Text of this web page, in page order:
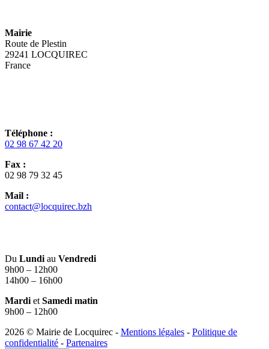
Mairie
Route de Plestin
29241 LOCQUIREC
France
Téléphone :
02 98 67 42 20
Fax :
02 98 79 32 45
Mail :
contact@locquirec.bzh
Du Lundi au Vendredi
9h00 – 12h00
14h00 – 16h00
Mardi et Samedi matin
9h00 – 12h00
2026 © Mairie de Locquirec - Mentions légales - Politique de
confidentialité - Partenaires